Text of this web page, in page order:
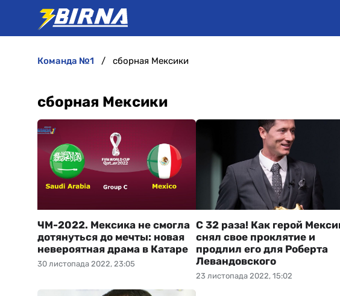
команда №1 сборная Мексики
сборная Мексики
30 листопада 2022, 23:05
ЧМ-2022. Мексика не смогла
дотянуться до мечты: новая
невероятная драма в Катаре
23 листопада 2022, 15:02
С 32 раза! Как герой
снял свое проклятие и
продлил его для Роберта
Левандовского